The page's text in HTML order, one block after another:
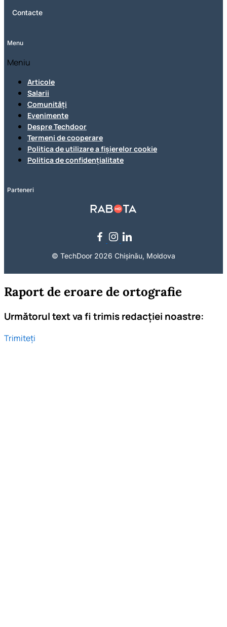
Contacte
Menu
Meniu
Articole
Salarii
Comunități
Evenimente
Despre Techdoor
Termeni de cooperare
Politica de utilizare a fișierelor cookie
Politica de confidențialitate
Parteneri
© TechDoor 2026 Chișinău, Moldova
Raport de eroare de ortografie
Următorul text va fi trimis redacției noastre:
Trimiteți